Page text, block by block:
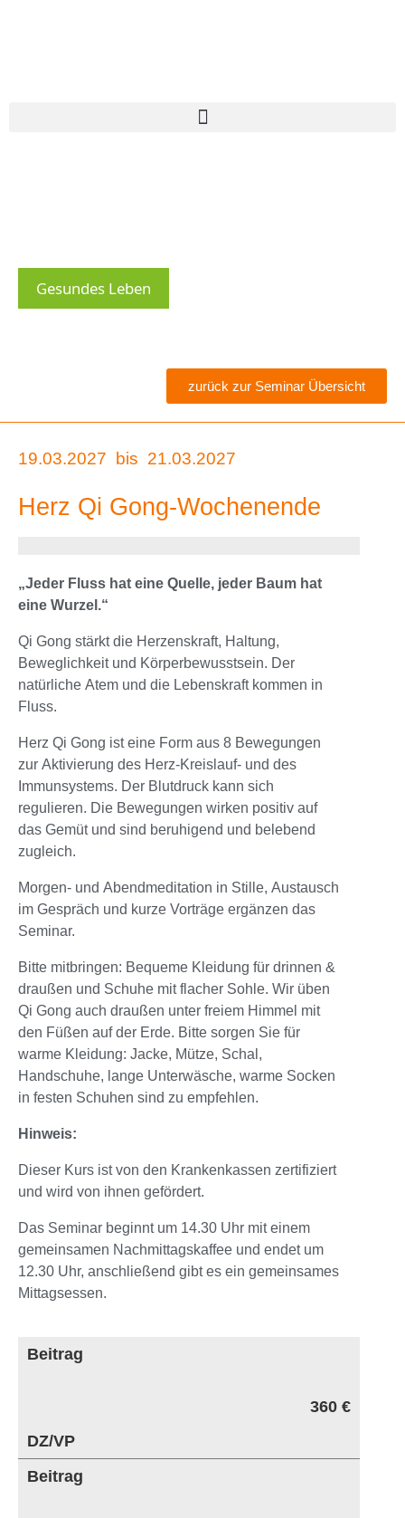
Gesundes Leben
zurück zur Seminar Übersicht
19.03.2027 bis 21.03.2027
Herz Qi Gong-Wochenende
„Jeder Fluss hat eine Quelle, jeder Baum hat
eine Wurzel.“
Qi Gong stärkt die Herzenskraft, Haltung,
Beweglichkeit und Körperbewusstsein. Der
natürliche Atem und die Lebenskraft kommen in
Fluss.
Herz Qi Gong ist eine Form aus 8 Bewegungen
zur Aktivierung des Herz-Kreislauf- und des
Immunsystems. Der Blutdruck kann sich
regulieren. Die Bewegungen wirken positiv auf
das Gemüt und sind beruhigend und belebend
zugleich.
Morgen- und Abendmeditation in Stille, Austausch
im Gespräch und kurze Vorträge ergänzen das
Seminar.
Bitte mitbringen: Bequeme Kleidung für drinnen &
draußen und Schuhe mit flacher Sohle. Wir üben
Qi Gong auch draußen unter freiem Himmel mit
den Füßen auf der Erde. Bitte sorgen Sie für
warme Kleidung: Jacke, Mütze, Schal,
Handschuhe, lange Unterwäsche, warme Socken
in festen Schuhen sind zu empfehlen.
Hinweis:
Dieser Kurs ist von den Krankenkassen zertifiziert
und wird von ihnen gefördert.
Das Seminar beginnt um 14.30 Uhr mit einem
gemeinsamen Nachmittagskaffee und endet um
12.30 Uhr, anschließend gibt es ein gemeinsames
Mittagsessen.
Beitrag
360 €
DZ/VP
Beitrag